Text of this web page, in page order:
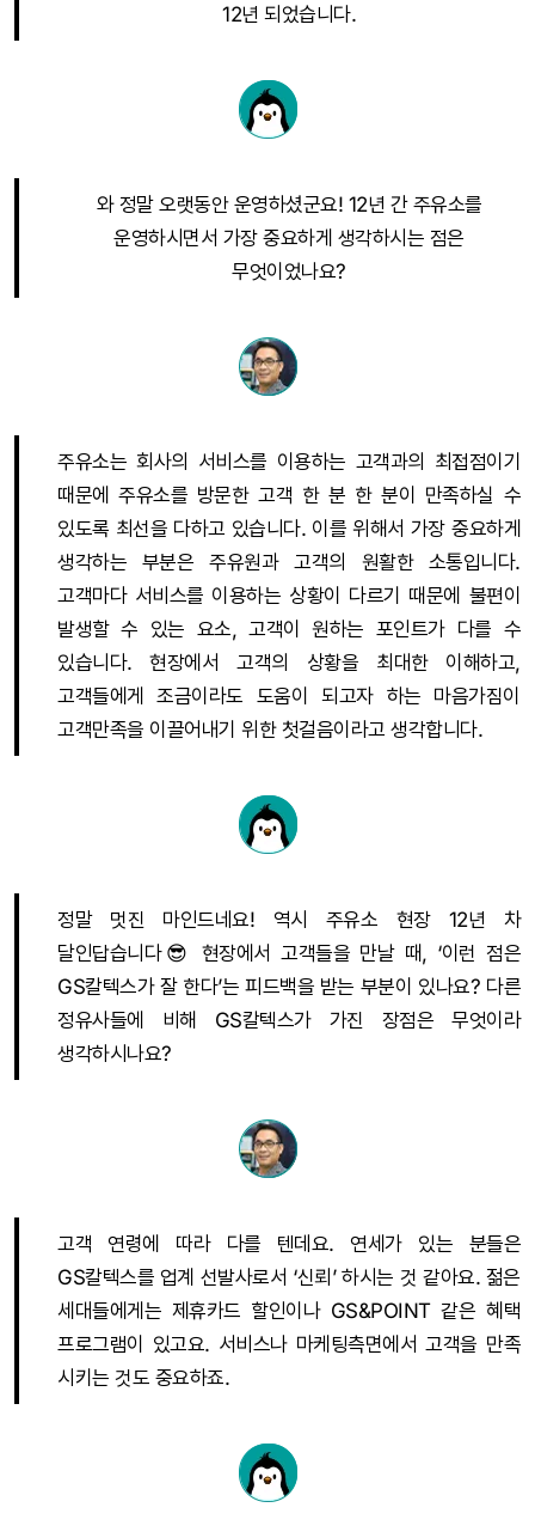
12년 되었습니다.
와 정말 오랫동안 운영하셨군요! 12년 간 주유소를
운영하시면서 가장 중요하게 생각하시는 점은
무엇이었나요?
주유소는 회사의 서비스를 이용하는 고객과의 최접점이기
때문에 주유소를 방문한 고객 한 분 한 분이 만족하실 수
있도록 최선을 다하고 있습니다. 이를 위해서 가장 중요하게
생각하는 부분은 주유원과 고객의 원활한 소통입니다.
고객마다 서비스를 이용하는 상황이 다르기 때문에 불편이
발생할 수 있는 요소, 고객이 원하는 포인트가 다를 수
있습니다. 현장에서 고객의 상황을 최대한 이해하고,
고객들에게 조금이라도 도움이 되고자 하는 마음가짐이
고객만족을 이끌어내기 위한 첫걸음이라고 생각합니다.
정말 멋진 마인드네요! 역시 주유소 현장 12년 차
달인답습니다😎 현장에서 고객들을 만날 때, ‘이런 점은
GS칼텍스가 잘 한다’는 피드백을 받는 부분이 있나요? 다른
정유사들에 비해 GS칼텍스가 가진 장점은 무엇이라
생각하시나요?
고객 연령에 따라 다를 텐데요. 연세가 있는 분들은
GS칼텍스를 업계 선발사로서 ‘신뢰’ 하시는 것 같아요. 젊은
세대들에게는 제휴카드 할인이나 GS&POINT 같은 혜택
프로그램이 있고요. 서비스나 마케팅측면에서 고객을 만족
시키는 것도 중요하죠.